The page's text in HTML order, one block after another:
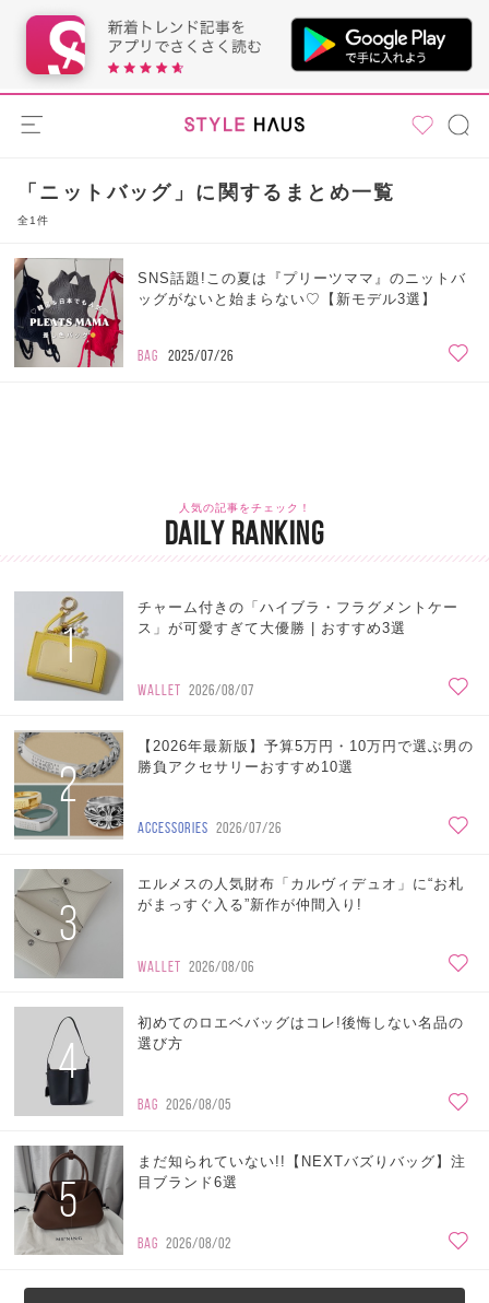
「ニットバッグ」に関するまとめ一覧
全1件
SNS話題!この夏は『プリーツママ』のニットバ
ッグがないと始まらない♡【新モデル3選】
BAG 2025/07/26
人気の記事をチェック！
DAILY RANKING
1
チャーム付きの「ハイブラ・フラグメントケー
ス」が可愛すぎて大優勝 | おすすめ3選
WALLET 2026/08/07
2
【2026年最新版】予算5万円・10万円で選ぶ男の
勝負アクセサリーおすすめ10選
ACCESSORIES 2026/07/26
3
エルメスの人気財布「カルヴィデュオ」に“お札
がまっすぐ入る”新作が仲間入り!
WALLET 2026/08/06
4
初めてのロエベバッグはコレ!後悔しない名品の
選び方
BAG 2026/08/05
5
まだ知られていない!!【NEXTバズりバッグ】注
目ブランド6選
BAG 2026/08/02